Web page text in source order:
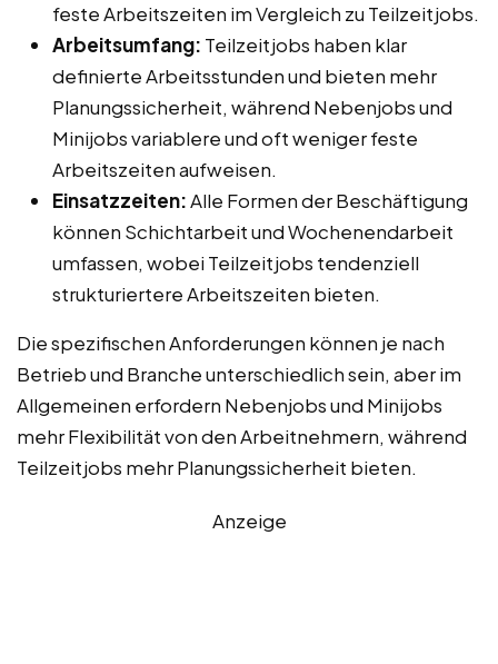
feste Arbeitszeiten im Vergleich zu Teilzeitjobs.
Arbeitsumfang: Teilzeitjobs haben klar
definierte Arbeitsstunden und bieten mehr
Planungssicherheit, während Nebenjobs und
Minijobs variablere und oft weniger feste
Arbeitszeiten aufweisen.
Einsatzzeiten:Alle Formen der Beschäftigung
können Schichtarbeit und Wochenendarbeit
umfassen, wobei Teilzeitjobs tendenziell
strukturiertere Arbeitszeiten bieten.
Die spezifischen Anforderungen können je nach
Betrieb und Branche unterschiedlich sein, aber im
Allgemeinen erfordern Nebenjobs und Minijobs
mehr Flexibilität von den Arbeitnehmern, während
Teilzeitjobs mehr Planungssicherheit bieten.
Anzeige